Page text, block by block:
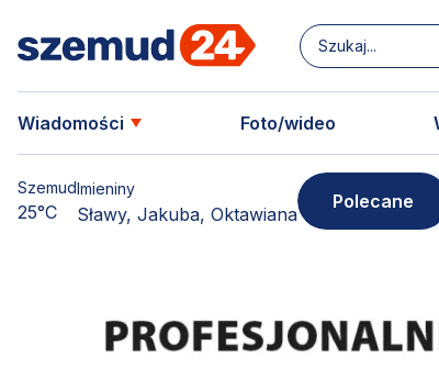
Wiadomości Foto/wideo
Szemud
25°C
Imieniny
Sławy, Jakuba, Oktawiana
Polecane
SZËMÔŁD – SERCE LESÔCCZI KRÔJNË